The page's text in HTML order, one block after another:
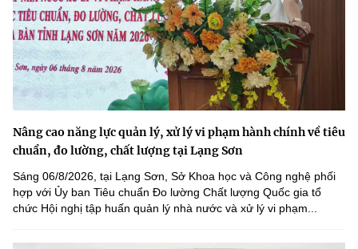
Nâng cao năng lực quản lý, xử lý vi phạm hành chính về tiêu
chuẩn, đo lường, chất lượng tại Lạng Sơn
Sáng 06/8/2026, tại Lạng Sơn, Sở Khoa học và Công nghệ phối
hợp với Ủy ban Tiêu chuẩn Đo lường Chất lượng Quốc gia tổ
chức Hội nghị tập huấn quản lý nhà nước và xử lý vi phạm...